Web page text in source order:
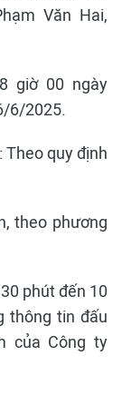
Văn Hai,
giờ 00 ngày
6/2025.
quy định
theo phương
phút đến 10
thông tin đấu
của Công ty